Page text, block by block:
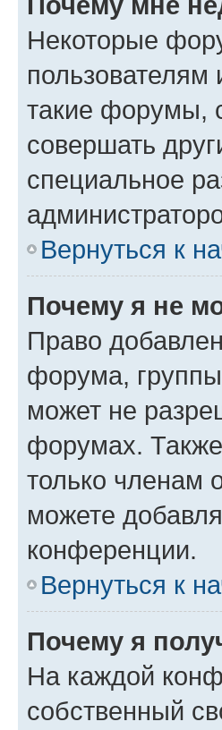
Некоторые
пользователям
такие форумы,
совершать
специальное
Вернуться к
Почему я не
Право
форума,
может не
форумах.
только членам
можете
конференции.
Вернуться к
Почему я
На каждой
собственный